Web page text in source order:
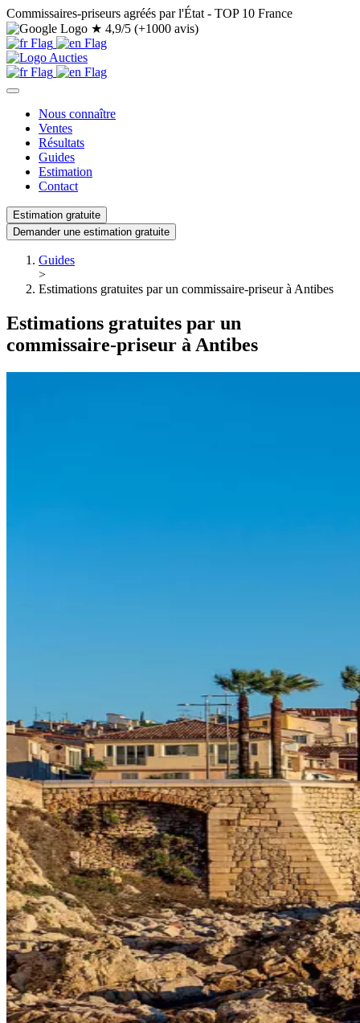
Commissaires-priseurs agréés par l'État - TOP 10 France
★ 4,9/5 (+1000 avis)
Nous connaître
Ventes
Résultats
Guides
Estimation
Contact
Estimation gratuite
Demander une estimation gratuite
Guides
>
Estimations gratuites par un commissaire-priseur à Antibes
Estimations gratuites par un
commissaire-priseur à Antibes